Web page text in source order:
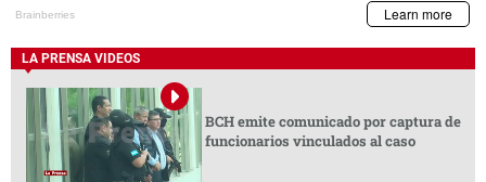
LA PRENSA VIDEOS
BCH emite comunicado por captura de
funcionarios vinculados al caso